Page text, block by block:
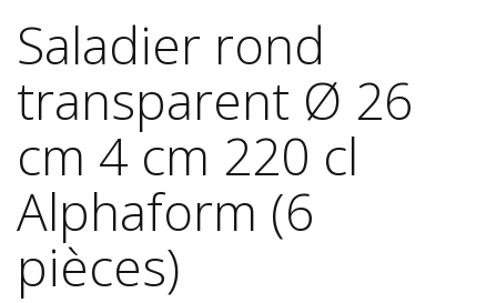
Saladier rond
transparent Ø 26
cm 4 cm 220 cl
Alphaform (6
pièces)